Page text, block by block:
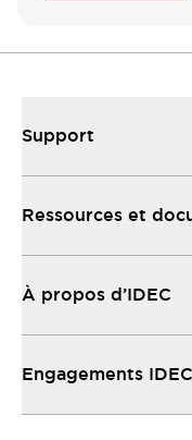
Support
Ressources et
À propos d’IDEC
Engagements IDEC